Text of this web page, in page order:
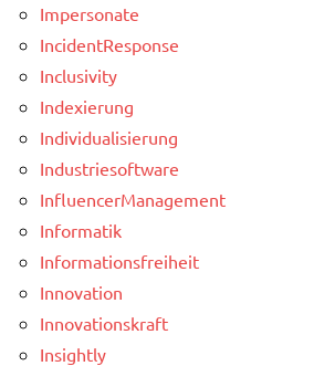
Impersonate
IncidentResponse
Inclusivity
Indexierung
Individualisierung
Industriesoftware
InfluencerManagement
Informatik
Informationsfreiheit
Innovation
Innovationskraft
Insightly